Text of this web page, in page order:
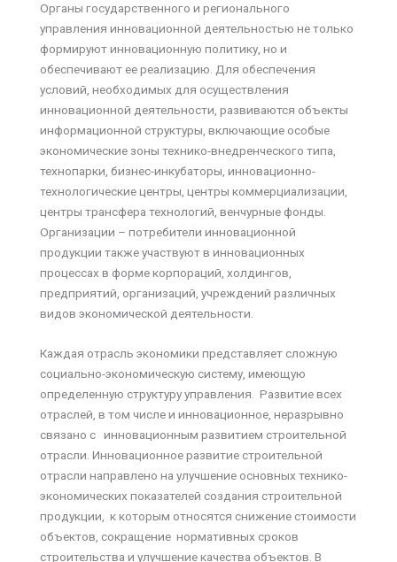
Органы государственного и регионального
управления инновационной деятельностью не только
формируют инновационную политику, но и
обеспечивают ее реализацию. Для обеспечения
условий, необходимых для осуществления
инновационной деятельности, развиваются объекты
информационной структуры, включающие особые
экономические зоны технико-внедренческого типа,
технопарки, бизнес-инкубаторы, инновационно-
технологические центры, центры коммерциализации,
центры трансфера технологий, венчурные фонды.
Организации – потребители инновационной
продукции также участвуют в инновационных
процессах в форме корпораций, холдингов,
предприятий, организаций, учреждений различных
видов экономической деятельности.
Каждая отрасль экономики представляет сложную
социально-экономическую систему, имеющую
определенную структуру управления. Развитие всех
отраслей, в том числе и инновационное, неразрывно
связано с инновационным развитием строительной
отрасли. Инновационное развитие строительной
отрасли направлено на улучшение основных технико-
экономических показателей создания строительной
продукции, к которым относятся снижение стоимости
объектов, сокращение нормативных сроков
строительства и улучшение качества объектов. В